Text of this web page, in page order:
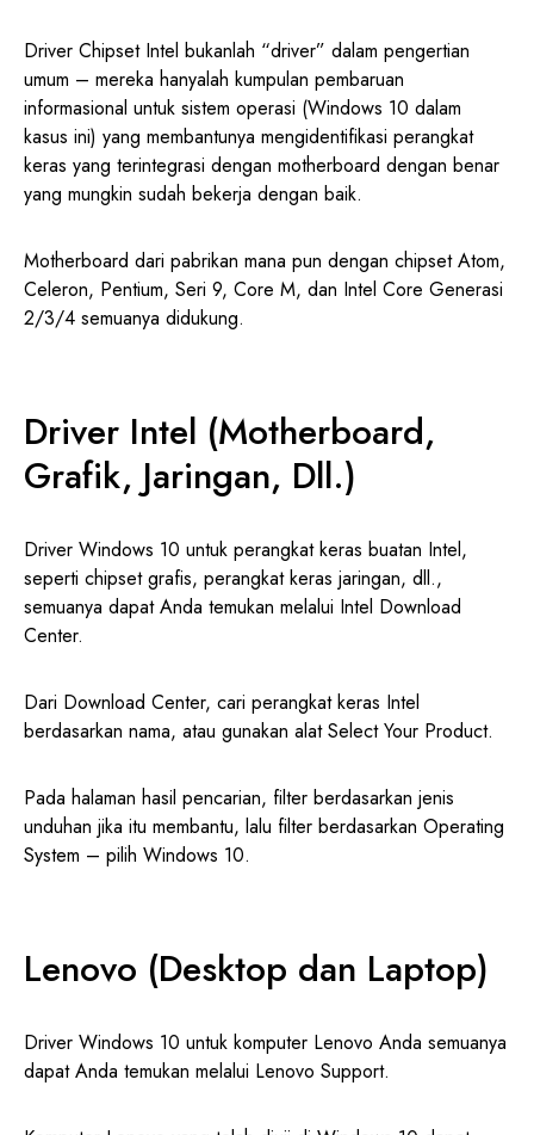
Driver Chipset Intel bukanlah “driver” dalam pengertian
umum – mereka hanyalah kumpulan pembaruan
informasional untuk sistem operasi (Windows 10 dalam
kasus ini) yang membantunya mengidentifikasi perangkat
keras yang terintegrasi dengan motherboard dengan benar
yang mungkin sudah bekerja dengan baik.
Motherboard dari pabrikan mana pun dengan chipset Atom,
Celeron, Pentium, Seri 9, Core M, dan Intel Core Generasi
2/3/4 semuanya didukung.
Driver Intel (Motherboard,
Grafik, Jaringan, Dll.)
Driver Windows 10 untuk perangkat keras buatan Intel,
seperti chipset grafis, perangkat keras jaringan, dll.,
semuanya dapat Anda temukan melalui Intel Download
Center.
Dari Download Center, cari perangkat keras Intel
berdasarkan nama, atau gunakan alat Select Your Product.
Pada halaman hasil pencarian, filter berdasarkan jenis
unduhan jika itu membantu, lalu filter berdasarkan Operating
System – pilih Windows 10.
Lenovo (Desktop dan Laptop)
Driver Windows 10 untuk komputer Lenovo Anda semuanya
dapat Anda temukan melalui Lenovo Support.